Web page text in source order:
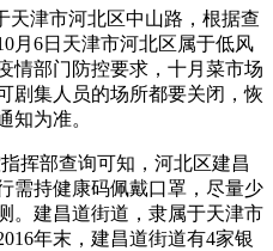
天津市河北区中山路，根据查
月6日天津市河北区属于低风
情部门防控要求，十月菜市场
剧集人员的场所都要关闭，恢
知为准。
挥部查询可知，河北区建昌
需持健康码佩戴口罩，尽量少
。建昌道街道，隶属于天津市
年末，建昌道街道有4家银